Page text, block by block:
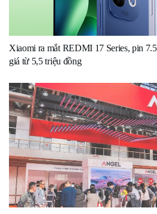
Xiaomi ra mắt REDMI 17 Series, pin
giá từ 5,5 triệu đồng